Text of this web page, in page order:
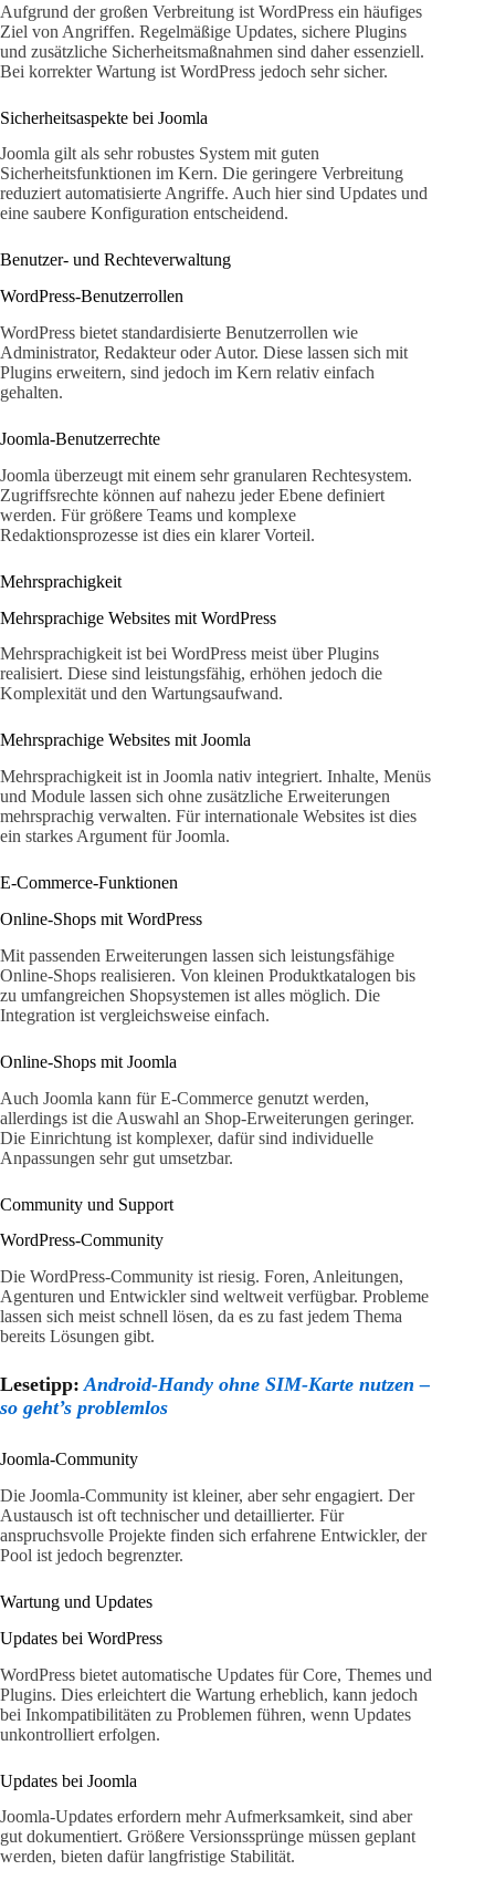
Aufgrund der großen Verbreitung ist WordPress ein häufiges
Ziel von Angriffen. Regelmäßige Updates, sichere Plugins
und zusätzliche Sicherheitsmaßnahmen sind daher essenziell.
Bei korrekter Wartung ist WordPress jedoch sehr sicher.
Sicherheitsaspekte bei Joomla
Joomla gilt als sehr robustes System mit guten
Sicherheitsfunktionen im Kern. Die geringere Verbreitung
reduziert automatisierte Angriffe. Auch hier sind Updates und
eine saubere Konfiguration entscheidend.
Benutzer- und Rechteverwaltung
WordPress-Benutzerrollen
WordPress bietet standardisierte Benutzerrollen wie
Administrator, Redakteur oder Autor. Diese lassen sich mit
Plugins erweitern, sind jedoch im Kern relativ einfach
gehalten.
Joomla-Benutzerrechte
Joomla überzeugt mit einem sehr granularen Rechtesystem.
Zugriffsrechte können auf nahezu jeder Ebene definiert
werden. Für größere Teams und komplexe
Redaktionsprozesse ist dies ein klarer Vorteil.
Mehrsprachigkeit
Mehrsprachige Websites mit WordPress
Mehrsprachigkeit ist bei WordPress meist über Plugins
realisiert. Diese sind leistungsfähig, erhöhen jedoch die
Komplexität und den Wartungsaufwand.
Mehrsprachige Websites mit Joomla
Mehrsprachigkeit ist in Joomla nativ integriert. Inhalte, Menüs
und Module lassen sich ohne zusätzliche Erweiterungen
mehrsprachig verwalten. Für internationale Websites ist dies
ein starkes Argument für Joomla.
E-Commerce-Funktionen
Online-Shops mit WordPress
Mit passenden Erweiterungen lassen sich leistungsfähige
Online-Shops realisieren. Von kleinen Produktkatalogen bis
zu umfangreichen Shopsystemen ist alles möglich. Die
Integration ist vergleichsweise einfach.
Online-Shops mit Joomla
Auch Joomla kann für E-Commerce genutzt werden,
allerdings ist die Auswahl an Shop-Erweiterungen geringer.
Die Einrichtung ist komplexer, dafür sind individuelle
Anpassungen sehr gut umsetzbar.
Community und Support
WordPress-Community
Die WordPress-Community ist riesig. Foren, Anleitungen,
Agenturen und Entwickler sind weltweit verfügbar. Probleme
lassen sich meist schnell lösen, da es zu fast jedem Thema
bereits Lösungen gibt.
Lesetipp: Android-Handy ohne SIM-Karte nutzen –
so geht’s problemlos
Joomla-Community
Die Joomla-Community ist kleiner, aber sehr engagiert. Der
Austausch ist oft technischer und detaillierter. Für
anspruchsvolle Projekte finden sich erfahrene Entwickler, der
Pool ist jedoch begrenzter.
Wartung und Updates
Updates bei WordPress
WordPress bietet automatische Updates für Core, Themes und
Plugins. Dies erleichtert die Wartung erheblich, kann jedoch
bei Inkompatibilitäten zu Problemen führen, wenn Updates
unkontrolliert erfolgen.
Updates bei Joomla
Joomla-Updates erfordern mehr Aufmerksamkeit, sind aber
gut dokumentiert. Größere Versionssprünge müssen geplant
werden, bieten dafür langfristige Stabilität.